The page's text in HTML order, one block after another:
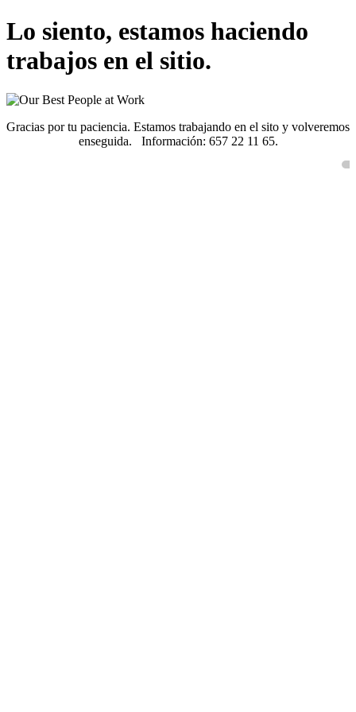
Lo siento, estamos haciendo
trabajos en el sitio.
Gracias por tu paciencia. Estamos trabajando en el sito y volveremos
enseguida. Información: 657 22 11 65.